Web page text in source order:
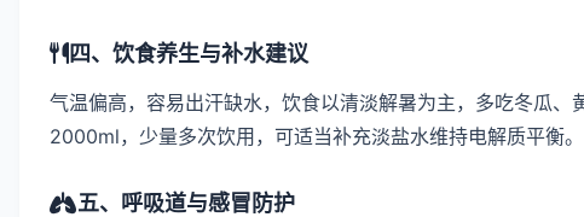
四、饮食养生与补水建议
气温偏高，容易出汗缺水，饮食以清淡解暑为主，多吃冬瓜
2000ml，少量多次饮用，可适当补充淡盐水维持电解质平衡。
五、呼吸道与感冒防护